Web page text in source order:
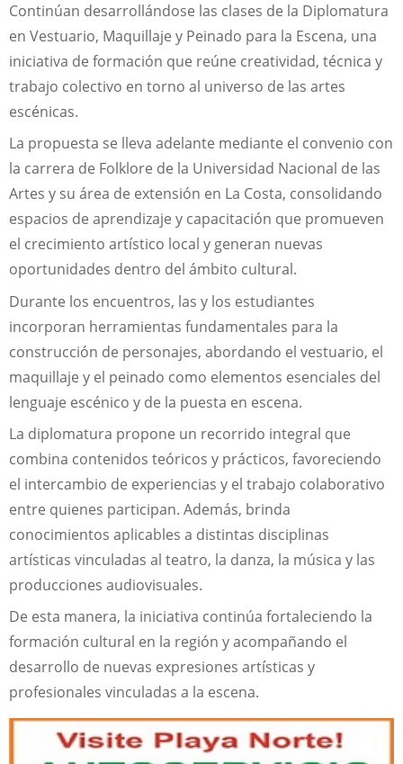
Continúan desarrollándose las clases de la Diplomatura
en Vestuario, Maquillaje y Peinado para la Escena, una
iniciativa de formación que reúne creatividad, técnica y
trabajo colectivo en torno al universo de las artes
escénicas.
La propuesta se lleva adelante mediante el convenio con
la carrera de Folklore de la Universidad Nacional de las
Artes y su área de extensión en La Costa, consolidando
espacios de aprendizaje y capacitación que promueven
el crecimiento artístico local y generan nuevas
oportunidades dentro del ámbito cultural.
Durante los encuentros, las y los estudiantes
incorporan herramientas fundamentales para la
construcción de personajes, abordando el vestuario, el
maquillaje y el peinado como elementos esenciales del
lenguaje escénico y de la puesta en escena.
La diplomatura propone un recorrido integral que
combina contenidos teóricos y prácticos, favoreciendo
el intercambio de experiencias y el trabajo colaborativo
entre quienes participan. Además, brinda
conocimientos aplicables a distintas disciplinas
artísticas vinculadas al teatro, la danza, la música y las
producciones audiovisuales.
De esta manera, la iniciativa continúa fortaleciendo la
formación cultural en la región y acompañando el
desarrollo de nuevas expresiones artísticas y
profesionales vinculadas a la escena.